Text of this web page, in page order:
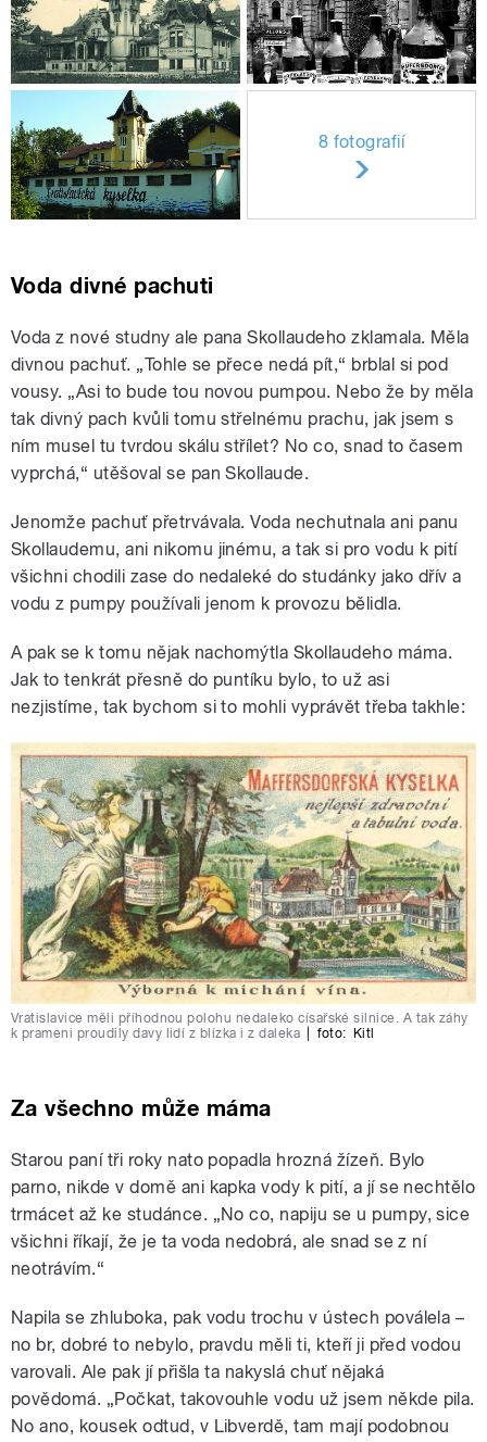
8 fotografií
Voda divné pachuti
Voda z nové studny ale pana Skollaudeho zklamala. Měla
divnou pachuť. „Tohle se přece nedá pít,“ brblal si pod
vousy. „Asi to bude tou novou pumpou. Nebo že by měla
tak divný pach kvůli tomu střelnému prachu, jak jsem s
ním musel tu tvrdou skálu střílet? No co, snad to časem
vyprchá,“ utěšoval se pan Skollaude.
Jenomže pachuť přetrvávala. Voda nechutnala ani panu
Skollaudemu, ani nikomu jinému, a tak si pro vodu k pití
všichni chodili zase do nedaleké do studánky jako dřív a
vodu z pumpy používali jenom k provozu bělidla.
A pak se k tomu nějak nachomýtla Skollaudeho máma.
Jak to tenkrát přesně do puntíku bylo, to už asi
nezjistíme, tak bychom si to mohli vyprávět třeba takhle:
Vratislavice měli příhodnou polohu nedaleko císařské silnice. A tak záhy
k prameni proudily davy lidí z blízka i z daleka
foto: Kitl
Za všechno může máma
Starou paní tři roky nato popadla hrozná žízeň. Bylo
parno, nikde v domě ani kapka vody k pití, a jí se nechtělo
trmácet až ke studánce. „No co, napiju se u pumpy, sice
všichni říkají, že je ta voda nedobrá, ale snad se z ní
neotrávím.“
Napila se zhluboka, pak vodu trochu v ústech poválela –
no br, dobré to nebylo, pravdu měli ti, kteří ji před vodou
varovali. Ale pak jí přišla ta nakyslá chuť nějaká
povědomá. „Počkat, takovouhle vodu už jsem někde pila.
No ano, kousek odtud, v Libverdě, tam mají podobnou